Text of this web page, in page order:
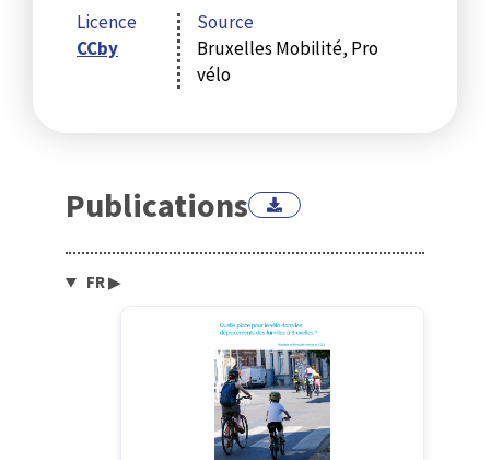
Licence
CCby
Source
Bruxelles Mobilité, Pro
vélo
Publications
FR▶